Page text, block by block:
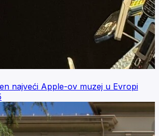
najveći Apple-ov muzej u Evropi